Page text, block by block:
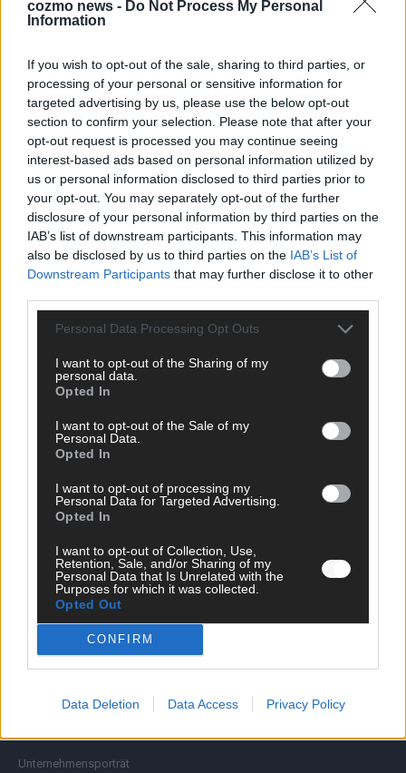
cozmo news - Do Not Process My Personal
Information
If you wish to opt-out of the sale, sharing to third parties, or
processing of your personal or sensitive information for
targeted advertising by us, please use the below opt-out
section to confirm your selection. Please note that after your
opt-out request is processed you may continue seeing
interest-based ads based on personal information utilized by
us or personal information disclosed to third parties prior to
your opt-out. You may separately opt-out of the further
disclosure of your personal information by third parties on the
IAB’s list of downstream participants. This information may
also be disclosed by us to third parties on the IAB’s List of
Downstream Participants that may further disclose it to other
Personal Data Processing Opt Outs
I want to opt-out of the Sharing of my
personal data.
Opted In
I want to opt-out of the Sale of my
Personal Data.
Opted In
I want to opt-out of processing my
Personal Data for Targeted Advertising.
Opted In
I want to opt-out of Collection, Use,
Retention, Sale, and/or Sharing of my
Personal Data that Is Unrelated with the
Purposes for which it was collected.
Opted Out
CONFIRM
Data Deletion Data Access Privacy Policy
ANZEIGE
Nachrichten
Wirtschaft
Ratgeber
Wissen
Kommentar
Streams & Storys
FLASH – DAS VIDEOPORTAL
Unternehmensporträt